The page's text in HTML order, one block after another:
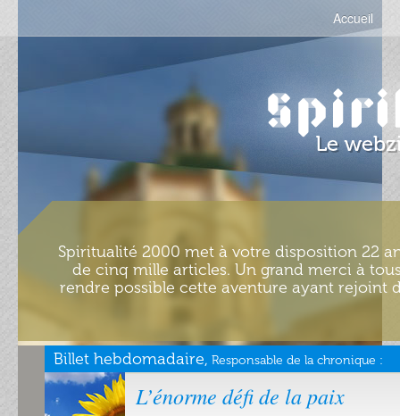
Accueil
Spiritualité 2000 met à votre disposition 22
de cinq mille articles. Un grand merci à
rendre possible cette aventure ayant rejoint
Billet hebdomadaire, Responsable de la chronique :
L’énorme défi de la paix